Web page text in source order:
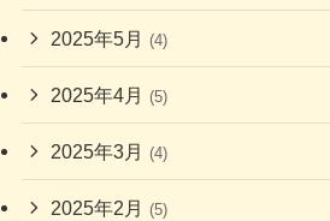
2025年5月 (4)
2025年4月 (5)
2025年3月 (4)
2025年2月 (5)